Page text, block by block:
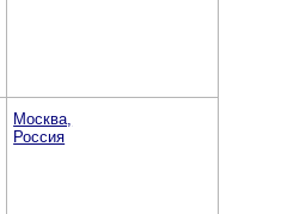
Москва,
Россия